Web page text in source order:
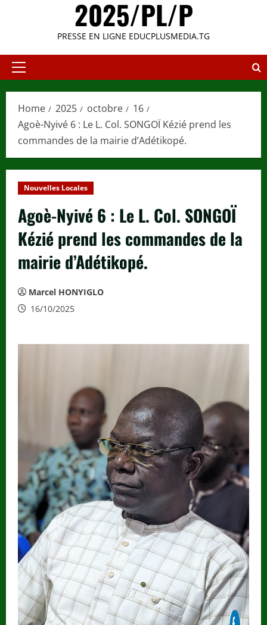
2025/PL/P
PRESSE EN LIGNE EDUCPLUSMEDIA.TG
Primary
Home 2025 octobre
16
Agoè-Nyivé 6 : Le L. Col. SONGOÏ Kézié prend les
commandes de la mairie d’Adétikopé.
Nouvelles Locales
Agoè-Nyivé 6 : Le L. Col. SONGOÏ
Kézié prend les commandes de la
mairie d’Adétikopé.
Marcel HONYIGLO
16/10/2025